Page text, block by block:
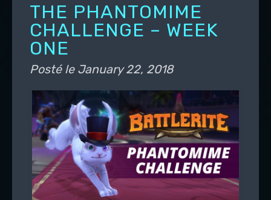
THE PHANTOMIME
CHALLENGE – WEEK
ONE
Posté le January 22, 2018